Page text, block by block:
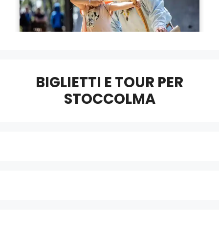
BIGLIETTI E TOUR PER
STOCCOLMA